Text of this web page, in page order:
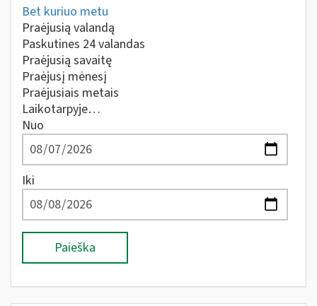
Bet kuriuo metu
Praėjusią valandą
Paskutines 24 valandas
Praėjusią savaitę
Praėjusį mėnesį
Praėjusiais metais
Laikotarpyje…
Nuo
Iki
Paieška